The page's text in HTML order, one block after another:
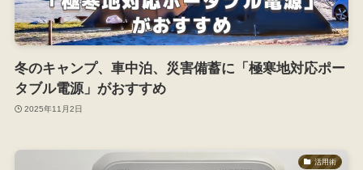
冬のキャンプ、車中泊、災害備蓄に「極寒地対応ポー
タブル電源」がおすすめ
2025年11月2日
活用術